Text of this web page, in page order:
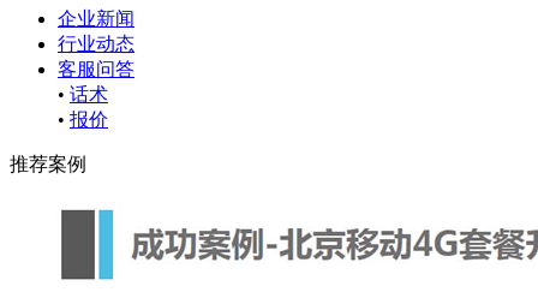
企业新闻
行业动态
客服问答
• 话术
• 报价
推荐案例